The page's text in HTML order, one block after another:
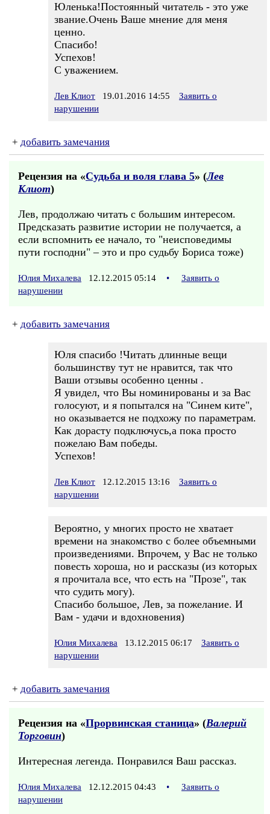
Юленька!Постоянный читатель - это уже
звание.Oчень Ваше мнение для меня
ценно.
Спасибо!
Успехов!
С уважением.
Лев Клиот 19.01.2016 14:55
Заявить о
нарушении
+ добавить замечания
Рецензия на «Судьба и воля глава 5» (Лев
Клиот)
Лев, продолжаю читать с большим интересом.
Предсказать развитие истории не получается, а
если вспомнить ее начало, то "неисповедимы
пути господни" – это и про судьбу Бориса тоже)
Юлия Михалева 12.12.2015 05:14 •
Заявить о
нарушении
+ добавить замечания
Юля спасибо !Читать длинные вещи
большинству тут не нравится, так что
Ваши отзывы особенно ценны .
Я увидел, что Вы номинированы и за Вас
голосуют, и я попытался на "Синем ките",
но оказывается не подхожу по параметрам.
Как дорасту подключусь,а пока просто
пожелаю Вам победы.
Успехов!
Лев Клиот 12.12.2015 13:16
Заявить о
нарушении
Вероятно, у многих просто не хватает
времени на знакомство с более объемными
произведениями. Впрочем, у Вас не только
повесть хороша, но и рассказы (из которых
я прочитала все, что есть на "Прозе", так
что судить могу).
Спасибо большое, Лев, за пожелание. И
Вам - удачи и вдохновения)
Юлия Михалева 13.12.2015 06:17
Заявить о
нарушении
+ добавить замечания
Рецензия на «Прорвинская станица» (Валерий
Торговин)
Интересная легенда. Понравился Ваш рассказ.
Юлия Михалева 12.12.2015 04:43 •
Заявить о
нарушении